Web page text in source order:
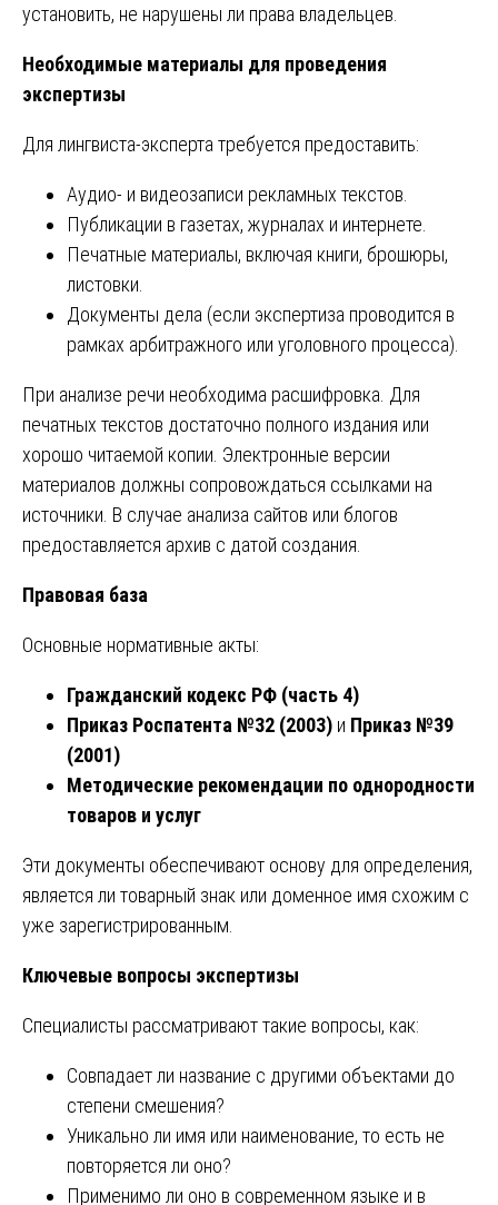
установить, не нарушены ли права владельцев.
Необходимые материалы для проведения
экспертизы
Для лингвиста-эксперта требуется предоставить:
Аудио- и видеозаписи рекламных текстов.
Публикации в газетах, журналах и интернете.
Печатные материалы, включая книги, брошюры,
листовки.
Документы дела (если экспертиза проводится в
рамках арбитражного или уголовного процесса).
При анализе речи необходима расшифровка. Для
печатных текстов достаточно полного издания или
хорошо читаемой копии. Электронные версии
материалов должны сопровождаться ссылками на
источники. В случае анализа сайтов или блогов
предоставляется архив с датой создания.
Правовая база
Основные нормативные акты:
Гражданский кодекс РФ (часть 4)
Приказ Роспатента №32 (2003) и Приказ №39
(2001)
Методические рекомендации по однородности
товаров и услуг
Эти документы обеспечивают основу для определения,
является ли товарный знак или доменное имя схожим с
уже зарегистрированным.
Ключевые вопросы экспертизы
Специалисты рассматривают такие вопросы, как:
Совпадает ли название с другими объектами до
степени смешения?
Уникально ли имя или наименование, то есть не
повторяется ли оно?
Применимо ли оно в современном языке и в